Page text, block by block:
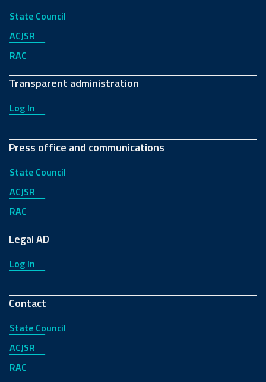
State Council
ACJSR
RAC
Transparent administration
Log In
Press office and communications
State Council
ACJSR
RAC
Legal AD
Log In
Contact
State Council
ACJSR
RAC